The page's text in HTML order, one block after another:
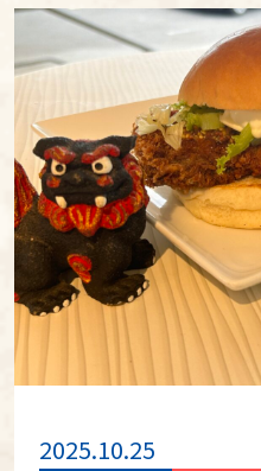
2025.10.25